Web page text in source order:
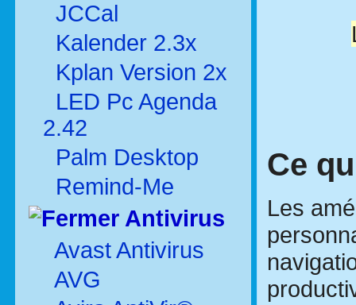
JCCal
Kalender 2.3x
Kplan Version 2x
LED Pc Agenda
2.42
Palm Desktop
Remind-Me
Antivirus
Avast Antivirus
AVG
Ce
Les